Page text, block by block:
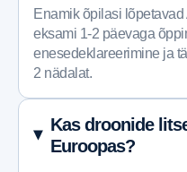
Enamik õpilasi
eksami 1-2 päevaga
enesedeklareerimine ja
2 nädalat.
Kas droonide
Euroopas?